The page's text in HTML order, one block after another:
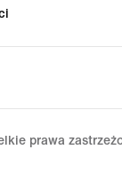
prawa